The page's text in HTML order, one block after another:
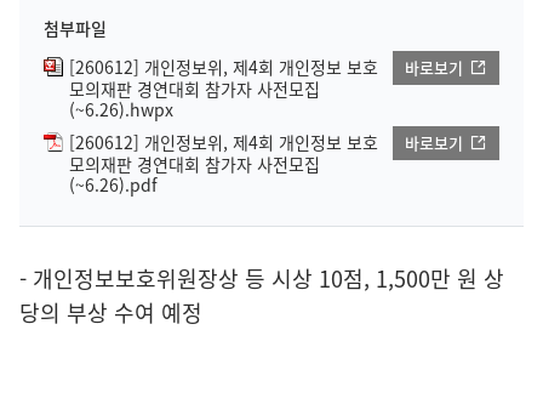
첨부파일
[260612] 개인정보위, 제4회 개인정보 보호
모의재판 경연대회 참가자 사전모집
(~6.26).hwpx
바로보기
[260612] 개인정보위, 제4회 개인정보 보호
모의재판 경연대회 참가자 사전모집
(~6.26).pdf
바로보기
- 개인정보보호위원장상 등 시상 10점, 1,500만 원 상
당의 부상 수여 예정